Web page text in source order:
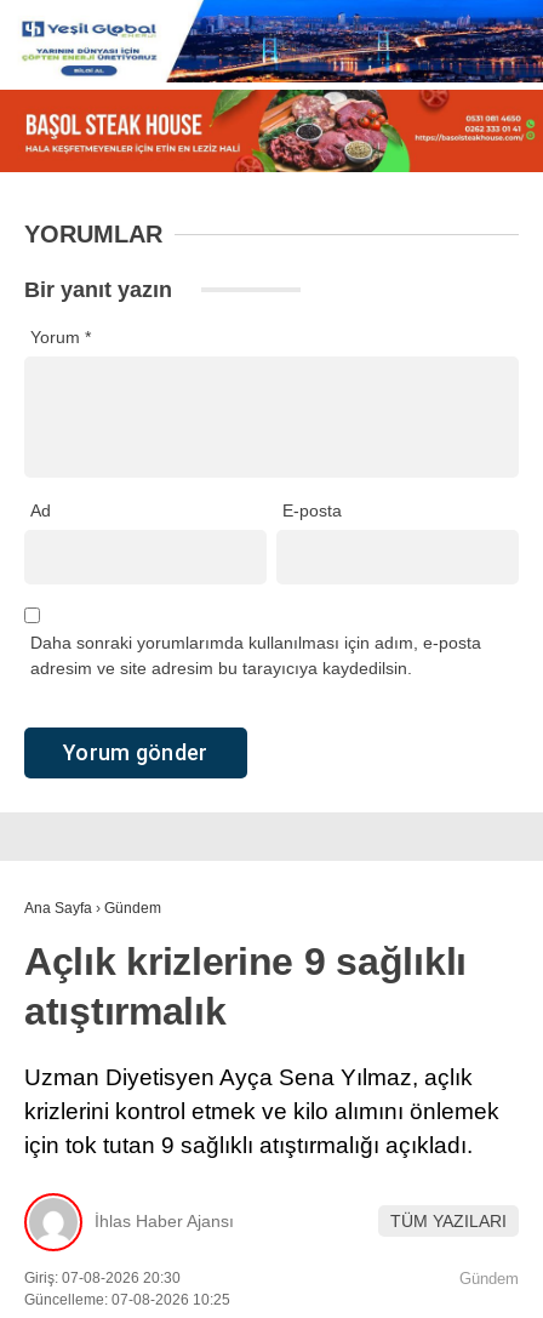
YORUMLAR
Bir yanıt yazın
Yorum *
Ad E-posta
Daha sonraki yorumlarımda kullanılması için adım, e-posta
adresim ve site adresim bu tarayıcıya kaydedilsin.
Ana Sayfa › Gündem
Açlık krizlerine 9 sağlıklı
atıştırmalık
Uzman Diyetisyen Ayça Sena Yılmaz, açlık
krizlerini kontrol etmek ve kilo alımını önlemek
için tok tutan 9 sağlıklı atıştırmalığı açıkladı.
İhlas Haber Ajansı TÜM YAZILARI
Giriş: 07-08-2026 20:30
Güncelleme: 07-08-2026 10:25
Gündem